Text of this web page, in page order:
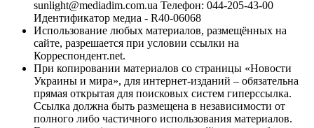
sunlight@mediadim.com.ua Телефон: 044-205-43-00
Идентификатор медиа - R40-06068
Использование любых материалов, размещённых на
сайте, разрешается при условии ссылки на
Корреспондент.net.
При копировании материалов со страницы «Новости
Украины и мира», для интернет-изданий – обязательна
прямая открытая для поисковых систем гиперссылка.
Ссылка должна быть размещена в независимости от
полного либо частичного использования материалов.